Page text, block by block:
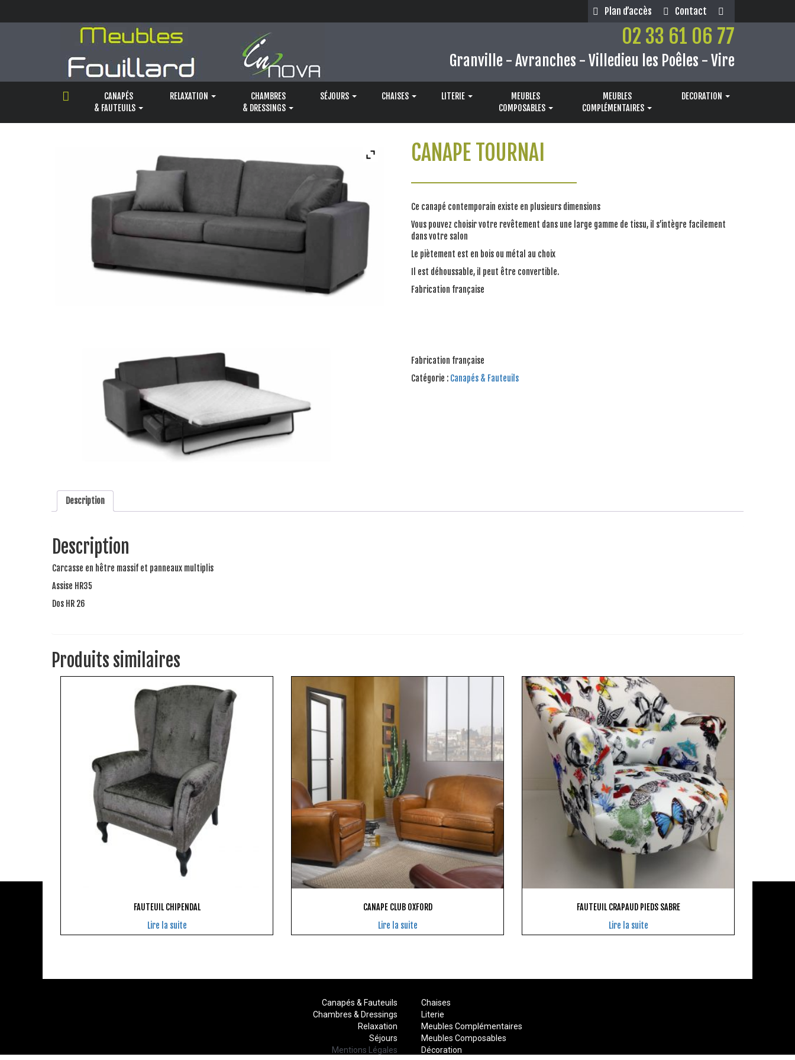
Plan d’accès Contact
02 33 61 06 77
Granville - Avranches - Villedieu les Poêles - Vire
CANAPÉS
& FAUTEUILS
RELAXATION
CHAMBRES
& DRESSINGS
SÉJOURS CHAISES LITERIE
MEUBLES
COMPOSABLES
MEUBLES
COMPLÉMENTAIRES
DECORATION
CANAPE TOURNAI
Ce canapé contemporain existe en plusieurs dimensions
Vous pouvez choisir votre revêtement dans une large gamme de tissu, il s’intègre facilement
dans votre salon
Le piètement est en bois ou métal au choix
Il est déhoussable, il peut être convertible.
Fabrication française
Fabrication française
Catégorie : Canapés & Fauteuils
Description
Description
Carcasse en hêtre massif et panneaux multiplis
Assise HR35
Dos HR 26
Produits similaires
FAUTEUIL CHIPENDAL
Lire la suite
CANAPE CLUB OXFORD
Lire la suite
FAUTEUIL CRAPAUD PIEDS SABRE
Lire la suite
Canapés & Fauteuils
Chambres & Dressings
Relaxation
Séjours
Mentions Légales
Chaises
Literie
Meubles Complémentaires
Meubles Composables
Décoration